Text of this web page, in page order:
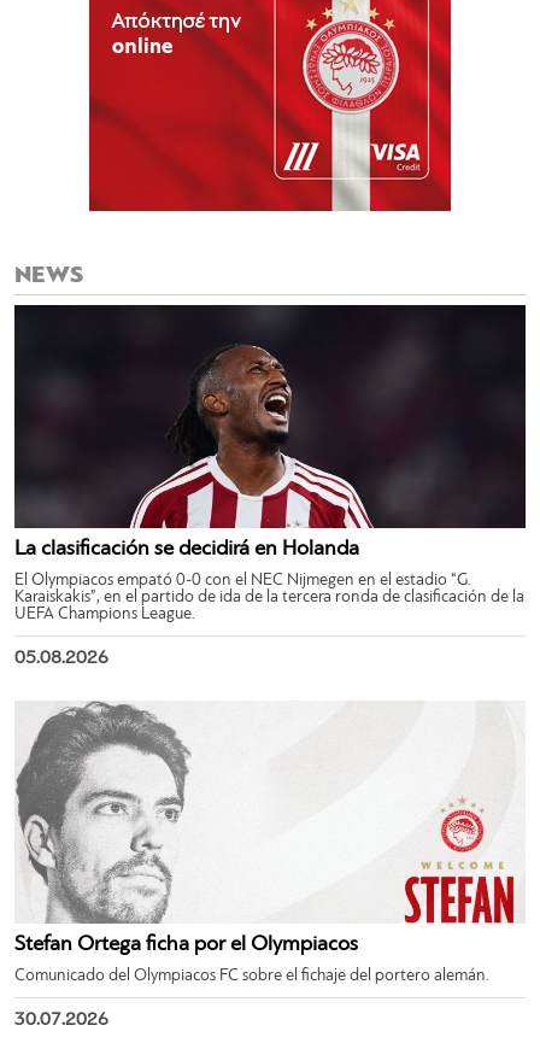
NEWS
La clasificación se decidirá en Holanda
El Olympiacos empató 0-0 con el NEC Nijmegen en el estadio “G.
Karaiskakis”, en el partido de ida de la tercera ronda de clasificación de la
UEFA Champions League.
05.08.2026
Stefan Ortega ficha por el Olympiacos
Comunicado del Olympiacos FC sobre el fichaje del portero alemán.
30.07.2026